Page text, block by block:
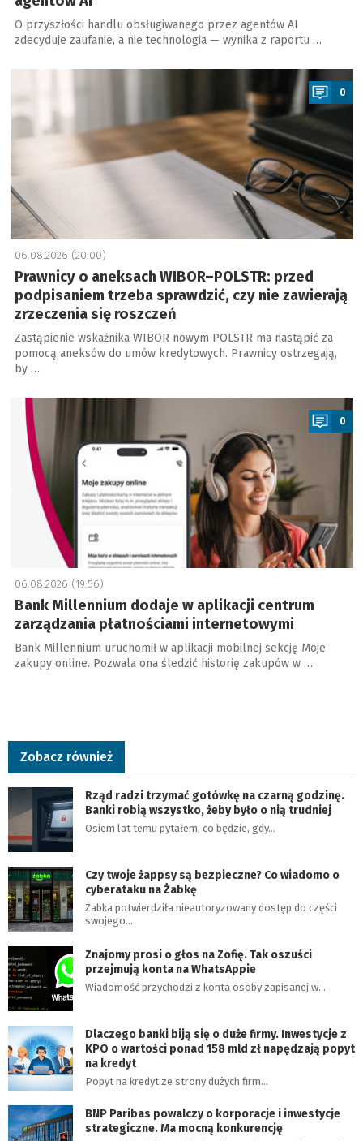
O przyszłości handlu obsługiwanego przez agentów AI
zdecyduje zaufanie, a nie technologia — wynika z raportu …
a
0
06.08.2026 (20:00)
Prawnicy o aneksach WIBOR–POLSTR: przed
podpisaniem trzeba sprawdzić, czy nie zawierają
zrzeczenia się roszczeń
Zastąpienie wskaźnika WIBOR nowym POLSTR ma nastąpić za
pomocą aneksów do umów kredytowych. Prawnicy ostrzegają,
by …
0
06.08.2026 (19:56)
Bank Millennium dodaje w aplikacji centrum
zarządzania płatnościami internetowymi
Bank Millennium uruchomił w aplikacji mobilnej sekcję Moje
zakupy online. Pozwala ona śledzić historię zakupów w …
Zobacz również
Rząd radzi trzymać gotówkę na czarną godzinę.
Banki robią wszystko, żeby było o nią trudniej
Osiem lat temu pytałem, co będzie, gdy…
Czy twoje żappsy są bezpieczne? Co wiadomo o
cyberataku na Żabkę
Żabka potwierdziła nieautoryzowany dostęp do części
swojego…
Znajomy prosi o głos na Zofię. Tak oszuści
przejmują konta na WhatsAppie
Wiadomość przychodzi z konta osoby zapisanej w…
Dlaczego banki biją się o duże firmy. Inwestycje z
KPO o wartości ponad 158 mld zł napędzają popyt
na kredyt
Popyt na kredyt ze strony dużych firm…
BNP Paribas powalczy o korporacje i inwestycje
strategiczne. Ma mocną konkurencję